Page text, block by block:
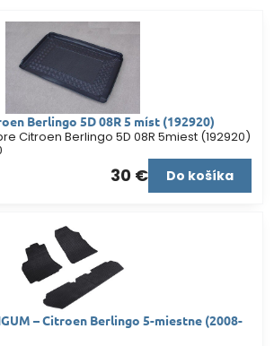
Berlingo 5D 08R 5 míst (192920)
Citroen Berlingo 5D 08R 5miest (192920)
30 € Do košíka
– Citroen Berlingo 5-miestne (2008-